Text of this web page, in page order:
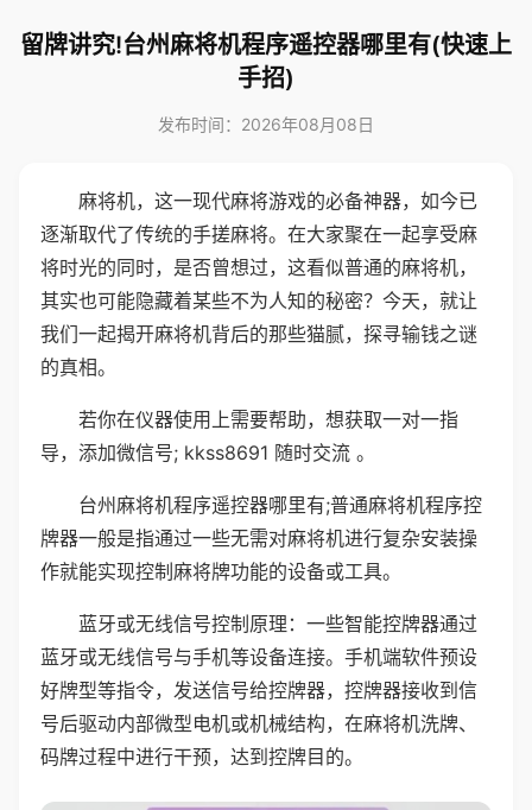
留牌讲究!台州麻将机程序遥控器哪里有(快速上
手招)
发布时间：2026年08月08日
麻将机，这一现代麻将游戏的必备神器，如今已
逐渐取代了传统的手搓麻将。在大家聚在一起享受麻
将时光的同时，是否曾想过，这看似普通的麻将机，
其实也可能隐藏着某些不为人知的秘密？今天，就让
我们一起揭开麻将机背后的那些猫腻，探寻输钱之谜
的真相。
若你在仪器使用上需要帮助，想获取一对一指
导，添加微信号; kkss8691 随时交流 。
台州麻将机程序遥控器哪里有;普通麻将机程序控
牌器一般是指通过一些无需对麻将机进行复杂安装操
作就能实现控制麻将牌功能的设备或工具。
蓝牙或无线信号控制原理：一些智能控牌器通过
蓝牙或无线信号与手机等设备连接。手机端软件预设
好牌型等指令，发送信号给控牌器，控牌器接收到信
号后驱动内部微型电机或机械结构，在麻将机洗牌、
码牌过程中进行干预，达到控牌目的。